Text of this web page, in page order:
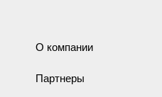
О компании
Партнеры